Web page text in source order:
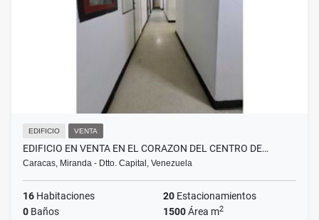
EDIFICIO VENTA
EDIFICIO EN VENTA EN EL CORAZON DEL CENTRO DE…
Caracas, Miranda - Dtto. Capital, Venezuela
16 Habitaciones 20 Estacionamientos
0 Baños 1500Área m2